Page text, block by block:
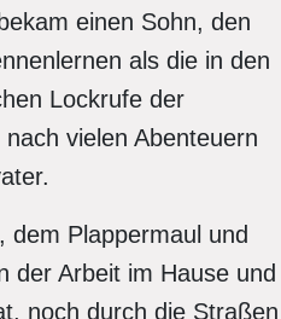
einen Sohn, den
als die in den
Lockrufe der
vielen Abenteuern
Plappermaul und
der Arbeit im Hause und
noch durch die Straßen